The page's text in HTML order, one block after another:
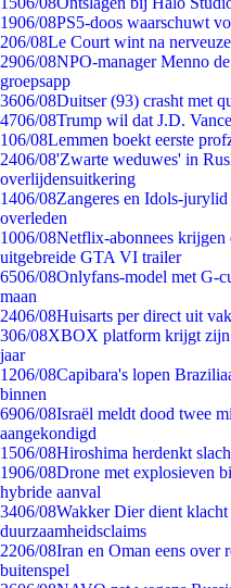
1906/08PS5-doos waarschuwt
206/08Le Court wint na
2906/08NPO-manager Menno
groepsapp
3606/08Duitser (93) crasht met
4706/08Trump wil dat J.D.
106/08Lemmen boekt eerste
2406/08'Zwarte weduwes' in
overlijdensuitkering
1406/08Zangeres en Idols-
overleden
1006/08Netflix-abonnees krijgen
uitgebreide GTA VI trailer
6506/08Onlyfans-model met G-
maan
2406/08Huisarts per direct uit
306/08XBOX platform krijgt zijn
jaar
1206/08Capibara's lopen
binnen
6906/08Israël meldt dood twee
aangekondigd
1506/08Hiroshima herdenkt
1906/08Drone met explosieven
hybride aanval
3406/08Wakker Dier dient
duurzaamheidsclaims
2206/08Iran en Oman eens over
buitenspel